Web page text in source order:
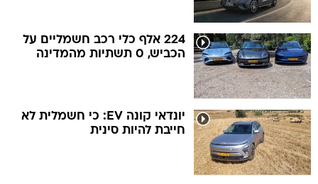
224 אלף כלי רכב חשמליים על
הכביש, 0 תשתיות מהמדינה
יונדאי קונה EV: כי חשמלית לא
חייבת להיות סינית